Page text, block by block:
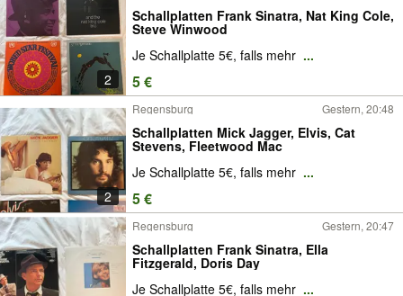
2
Schallplatten Frank Sinatra, Nat King Cole,
Steve Winwood
Je Schallplatte 5€, falls mehr ...
5 €
2
Regensburg Gestern, 20:48
Schallplatten Mick Jagger, Elvis, Cat
Stevens, Fleetwood Mac
Je Schallplatte 5€, falls mehr ...
5 €
Regensburg Gestern, 20:47
Schallplatten Frank Sinatra, Ella
Fitzgerald, Doris Day
Je Schallplatte 5€, falls mehr ...